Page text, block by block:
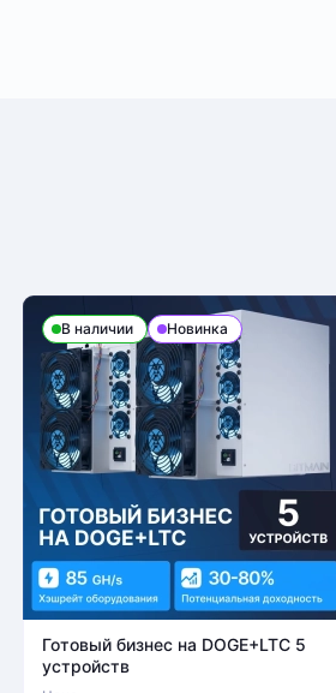
В наличии Новинка
Готовый бизнес на DOGE+LTC 5
устройств